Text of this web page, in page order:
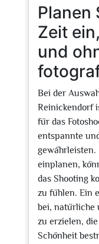
Planen
Zeit
und
Bei der
Reinickendorf
für das
entspannte
gewährleisten.
einplanen,
das Shooting
zu fühlen. Ein
bei, natürliche
zu erzielen,
Schönheit